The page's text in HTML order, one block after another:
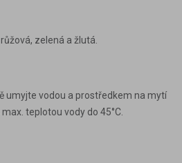
zelená a žlutá.
umyjte vodou a prostředkem na mytí
teplotou vody do 45°C